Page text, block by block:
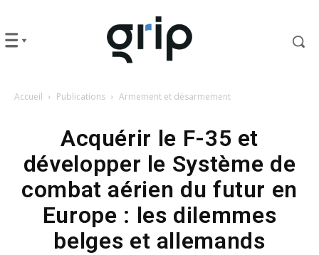
Accueil Publications Armement et désarmement
Acquérir le F-35 et
développer le Système de
combat aérien du futur en
Europe : les dilemmes
belges et allemands